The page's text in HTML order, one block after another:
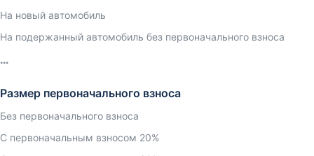
На новый автомобиль
На подержанный автомобиль без первоначального взноса
Размер первоначального взноса
Без первоначального взноса
С первоначальным взносом 20%